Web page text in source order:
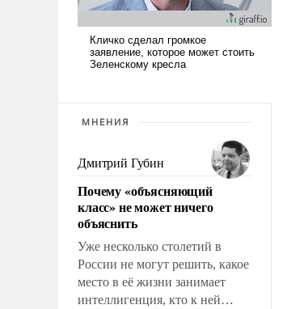
МНЕНИЯ
Дмитрий Губин
Почему «объясняющий
класс» не может ничего
объяснить
Уже несколько столетий в
России не могут решить, какое
место в её жизни занимает
интеллигенция, кто к ней